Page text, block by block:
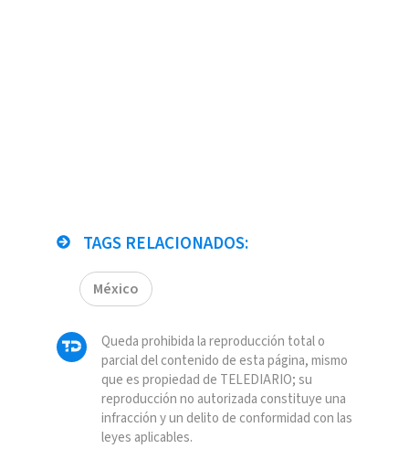
TAGS RELACIONADOS:
México
Queda prohibida la reproducción total o
parcial del contenido de esta página, mismo
que es propiedad de TELEDIARIO; su
reproducción no autorizada constituye una
infracción y un delito de conformidad con las
leyes aplicables.